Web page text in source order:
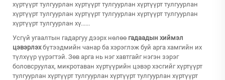
хүртүүрт тулгуурлан хүртүүрт тулгуурлан хүртүүрт тулгуурлан
хүртүүрт тулгуурлан хүртүүрт тулгуурлан хүртүүрт тулгуурлан
хүртүүрт тулгуурлан хү......
Усгүй угаалтын гадаргуу дээрх нөлөө гадаадын хиймэл
цэвэрлэхбүтээдмийн чанар ба хэрэглэж буй арга хамгийн их
түлхүүр үүрэгтэй. Зөв арга нь нэг хавтгайг нэгэн зэрэг
боловсруулах, микротаван хүртүүрийн цэвэр хэсгийг хүртүүрт
тулгуурлан хүртүүрт тулгуурлан хүртүүрт тулгуурлан хүртүүрт